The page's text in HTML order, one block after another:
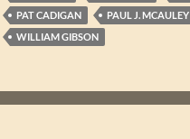
PAT CADIGAN
PAUL J. MCAULEY
WILLIAM GIBSON